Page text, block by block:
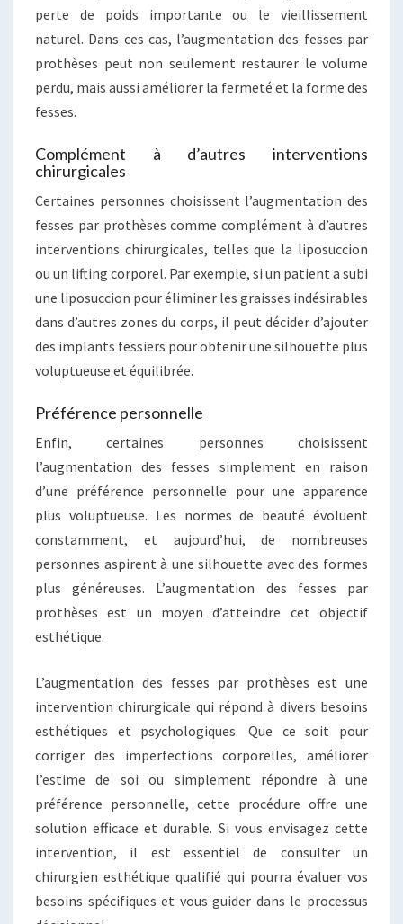
perte de poids importante ou le vieillissement
naturel. Dans ces cas, l’augmentation des fesses par
prothèses peut non seulement restaurer le volume
perdu, mais aussi améliorer la fermeté et la forme des
fesses.
Complément à d’autres interventions
chirurgicales
Certaines personnes choisissent l’augmentation des
fesses par prothèses comme complément à d’autres
interventions chirurgicales, telles que la liposuccion
ou un lifting corporel. Par exemple, si un patient a subi
une liposuccion pour éliminer les graisses indésirables
dans d’autres zones du corps, il peut décider d’ajouter
des implants fessiers pour obtenir une silhouette plus
voluptueuse et équilibrée.
Préférence personnelle
Enfin, certaines personnes choisissent
l’augmentation des fesses simplement en raison
d’une préférence personnelle pour une apparence
plus voluptueuse. Les normes de beauté évoluent
constamment, et aujourd’hui, de nombreuses
personnes aspirent à une silhouette avec des formes
plus généreuses. L’augmentation des fesses par
prothèses est un moyen d’atteindre cet objectif
esthétique.
L’augmentation des fesses par prothèses est une
intervention chirurgicale qui répond à divers besoins
esthétiques et psychologiques. Que ce soit pour
corriger des imperfections corporelles, améliorer
l’estime de soi ou simplement répondre à une
préférence personnelle, cette procédure offre une
solution efficace et durable. Si vous envisagez cette
intervention, il est essentiel de consulter un
chirurgien esthétique qualifié qui pourra évaluer vos
besoins spécifiques et vous guider dans le processus